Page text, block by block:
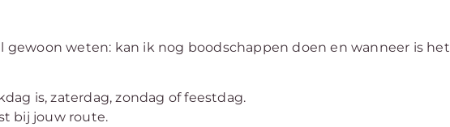
gewoon weten: kan ik nog boodschappen doen en wanneer is het
is, zaterdag, zondag of feestdag.
bij jouw route.